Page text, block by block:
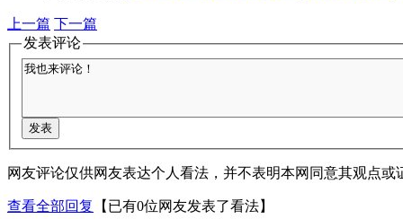
上一篇 下一篇
发表评论
网友评论仅供网友表达个人看法，并不表明本网同意其观点或
查看全部回复 【已有0位网友发表了看法】